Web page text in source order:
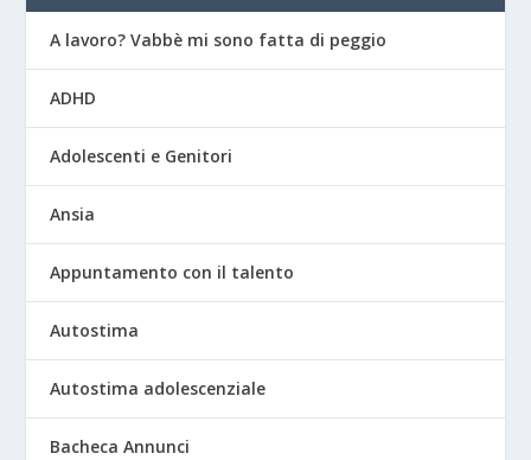
A lavoro? Vabbè mi sono fatta di peggio
ADHD
Adolescenti e Genitori
Ansia
Appuntamento con il talento
Autostima
Autostima adolescenziale
Bacheca Annunci